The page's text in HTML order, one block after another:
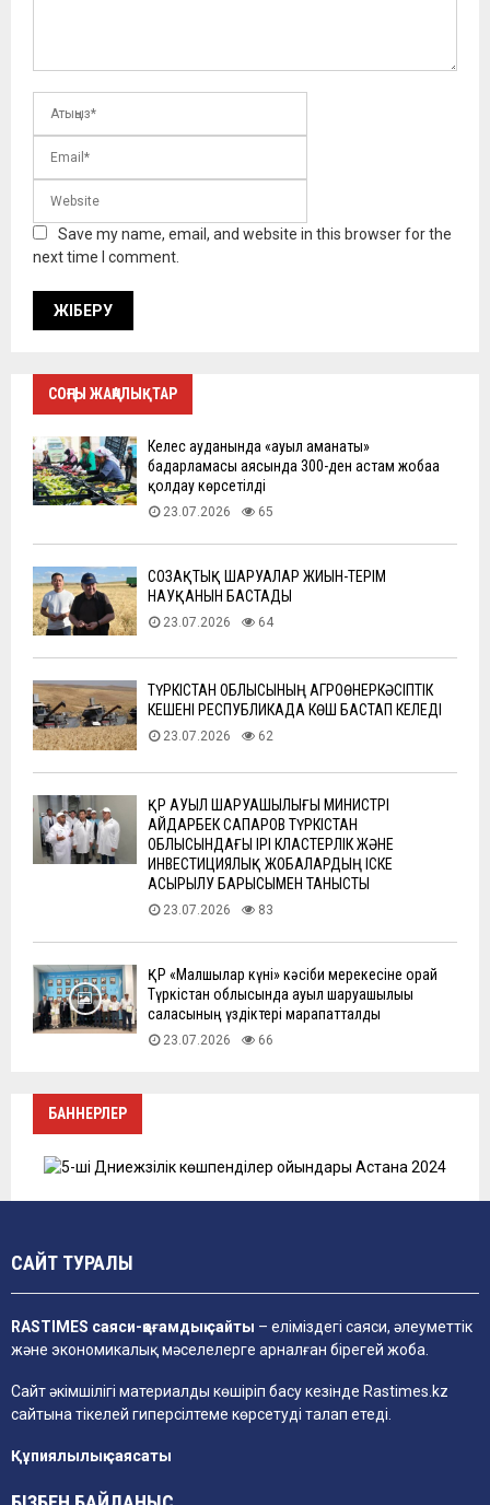
Save my name, email, and website in this browser for the
next time I comment.
СОҢҒЫ ЖАҢАЛЫҚТАР
Келес ауданында «ауыл аманаты»
бағдарламасы аясында 300-ден астам жобаға
қолдау көрсетілді
23.07.2026 65
СОЗАҚТЫҚ ШАРУАЛАР ЖИЫН-ТЕРІМ
НАУҚАНЫН БАСТАДЫ
23.07.2026 64
ТҮРКІСТАН ОБЛЫСЫНЫҢ АГРОӨНЕРКӘСІПТІК
КЕШЕНІ РЕСПУБЛИКАДА КӨШ БАСТАП КЕЛЕДІ
23.07.2026 62
ҚР АУЫЛ ШАРУАШЫЛЫҒЫ МИНИСТРІ
АЙДАРБЕК САПАРОВ ТҮРКІСТАН
ОБЛЫСЫНДАҒЫ ІРІ КЛАСТЕРЛІК ЖӘНЕ
ИНВЕСТИЦИЯЛЫҚ ЖОБАЛАРДЫҢ ІСКЕ
АСЫРЫЛУ БАРЫСЫМЕН ТАНЫСТЫ
23.07.2026 83
ҚР «Малшылар күні» кәсіби мерекесіне орай
Түркістан облысында ауыл шаруашылығы
саласының үздіктері марапатталды
23.07.2026 66
БАННЕРЛЕР
САЙТ ТУРАЛЫ
RASTIMES саяси-қоғамдық сайты – еліміздегі саяси, әлеуметтік
және экономикалық мәселелерге арналған бірегей жоба.
Сайт әкімшілігі материалды көшіріп басу кезінде Rastimes.kz
сайтына тікелей гиперсілтеме көрсетуді талап етеді.
Құпиялылық саясаты